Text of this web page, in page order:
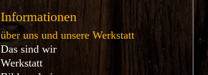
Informationen
über uns und unsere Werkstatt
Das sind wir
Werkstatt